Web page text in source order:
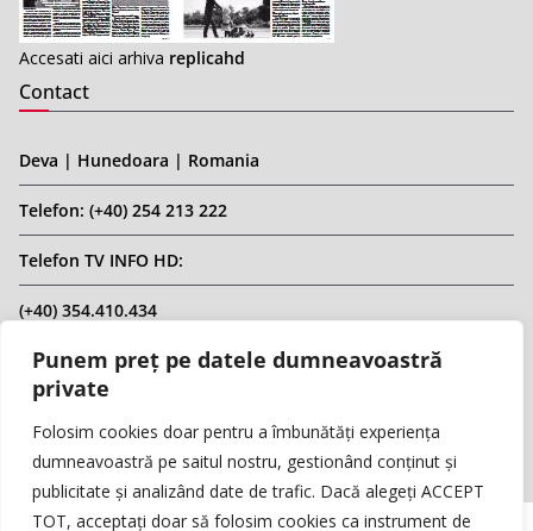
Punem preț pe datele dumneavoastră
private
Folosim cookies doar pentru a îmbunătăți experiența
dumneavoastră pe saitul nostru, gestionând conținut și
publicitate și analizând date de trafic. Dacă alegeți ACCEPT
TOT, acceptați doar să folosim cookies ca instrument de
Accesati aici arhiva replicahd
Contact
Deva | Hunedoara | Romania
Telefon: (+40) 254 213 222
Telefon TV INFO HD:
(+40) 354.410.434
Email: infohd20@gmail.com
Website: www.replicahd.ro